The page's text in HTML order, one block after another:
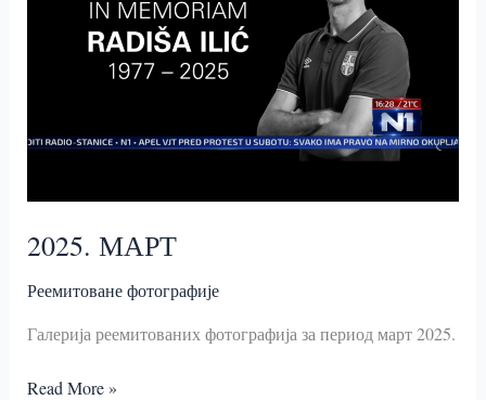
2025. МАРТ
Реемитоване фотографије
Галерија реемитованих фотографија за период март 2025.
2025.
Read More »